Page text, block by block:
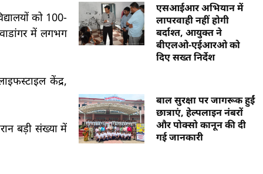
को 100-
में लगभग
केंद्र,
बड़ी संख्या में
एसआईआर अभियान में
लापरवाही नहीं होगी
बर्दाश्त, आयुक्त ने
बीएलओ-एईआरओ को
दिए सख्त निर्देश
बाल सुरक्षा पर जागरूक हुईं
छात्राएं, हेल्पलाइन नंबरों
और पोक्सो कानून की दी
गई जानकारी